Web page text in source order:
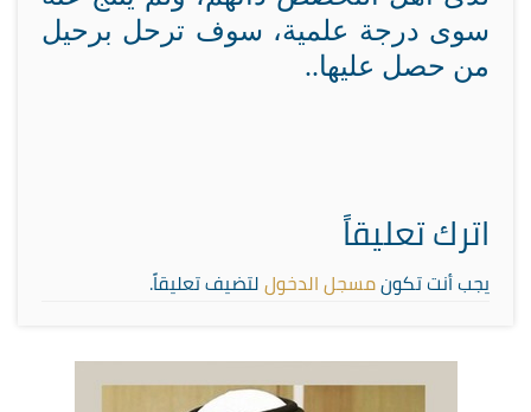
سوى درجة علمية، سوف ترحل برحيل
من حصل عليها..
اترك تعليقاً
يجب أنت تكونمسجل الدخوللتضيف تعليقاً.